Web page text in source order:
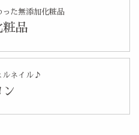
た無添加化粧品
粧品
ルネイル♪